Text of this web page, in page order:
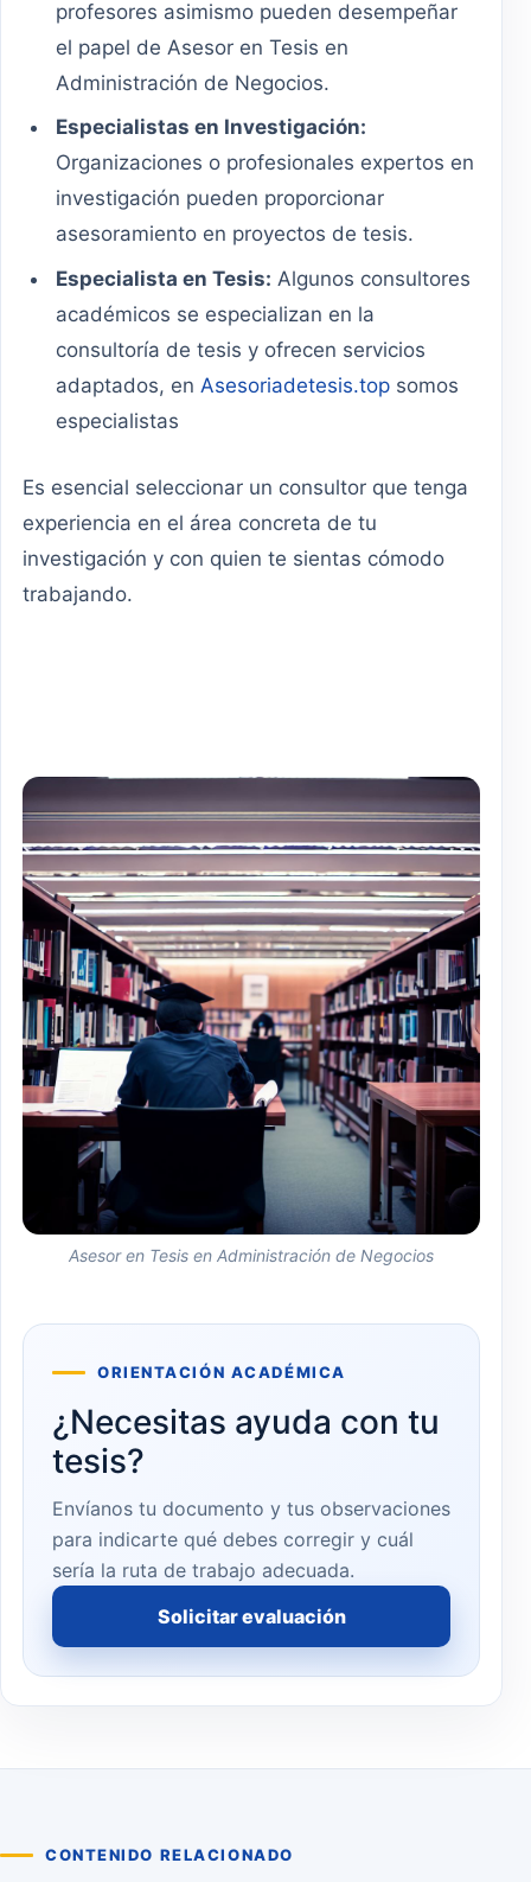
profesores asimismo pueden desempeñar
el papel de Asesor en Tesis en
Administración de Negocios.
Especialistas en Investigación:
Organizaciones o profesionales expertos en
investigación pueden proporcionar
asesoramiento en proyectos de tesis.
Especialista en Tesis: Algunos consultores
académicos se especializan en la
consultoría de tesis y ofrecen servicios
adaptados, enAsesoriadetesis.top somos
especialistas
Es esencial seleccionar un consultor que tenga
experiencia en el área concreta de tu
investigación y con quien te sientas cómodo
trabajando.
Asesor en Tesis en Administración de Negocios
ORIENTACIÓN ACADÉMICA
¿Necesitas ayuda con tu
tesis?
Envíanos tu documento y tus observaciones
para indicarte qué debes corregir y cuál
sería la ruta de trabajo adecuada.
Solicitar evaluación
CONTENIDO RELACIONADO